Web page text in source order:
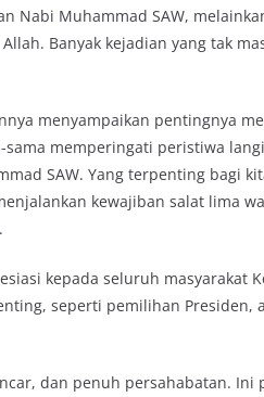
Nabi Muhammad SAW,
Banyak kejadian yang tak
menyampaikan pentingnya
memperingati peristiwa
SAW. Yang terpenting bagi
kewajiban salat lima
kepada seluruh masyarakat
seperti pemilihan Presiden,
dan penuh persahabatan. Ini